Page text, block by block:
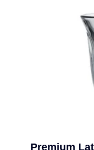
Premium